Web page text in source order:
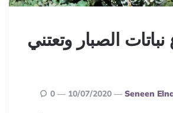
الصبار وتعتني
Seneen
10/07/2020
0